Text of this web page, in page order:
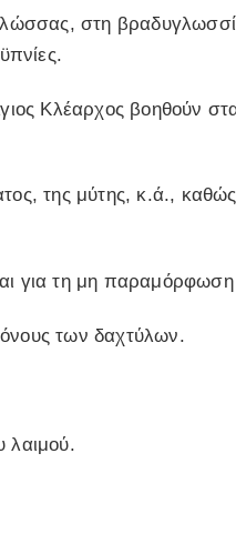
στη
Κλέαρχος βοηθούν
της μύτης, κ.ά.,
για τη μη παραμόρφωση
των δαχτύλων.
λαιμού.